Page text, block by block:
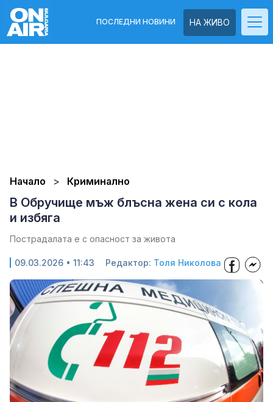
НА ЖИВО
ПОСЛЕДНИ НОВИНИ
Начало Криминално
В Обручище мъж блъсна жена си с кола
и избяга
Пострадалата е с опасност за живота
09.03.2026 • 11:43 Редактор: Толя Николова